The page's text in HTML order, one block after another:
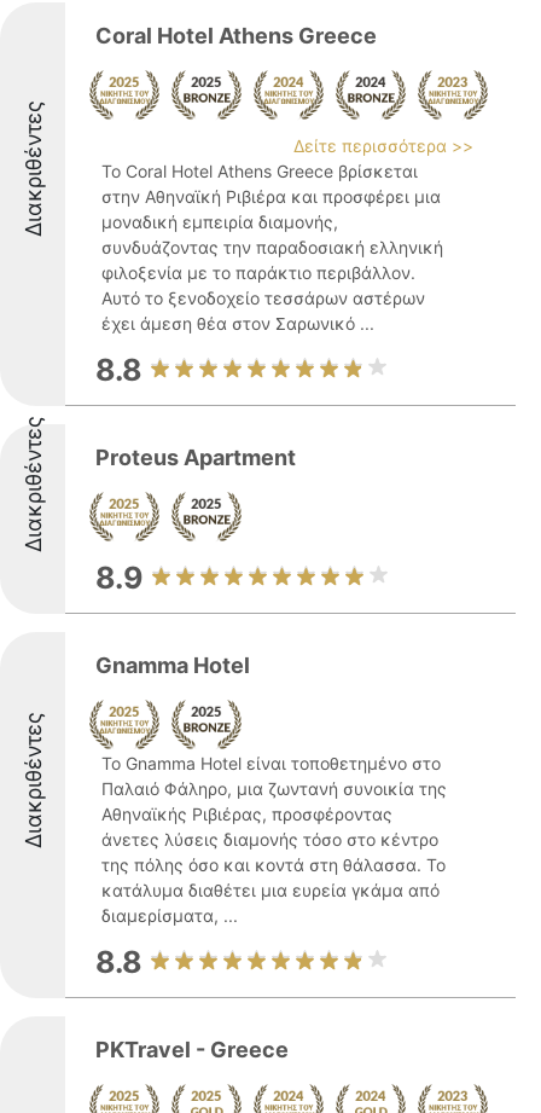
Διακριθέντες
Coral Hotel Athens Greece
Δείτε περισσότερα >>
Το Coral Hotel Athens Greece βρίσκεται
στην Αθηναϊκή Ριβιέρα και προσφέρει μια
μοναδική εμπειρία διαμονής,
συνδυάζοντας την παραδοσιακή ελληνική
φιλοξενία με το παράκτιο περιβάλλον.
Αυτό το ξενοδοχείο τεσσάρων αστέρων
έχει άμεση θέα στον Σαρωνικό ...
8.8
Διακριθέντες Proteus Apartment
8.9
Διακριθέντες
Gnamma Hotel
Το Gnamma Hotel είναι τοποθετημένο στο
Παλαιό Φάληρο, μια ζωντανή συνοικία της
Αθηναϊκής Ριβιέρας, προσφέροντας
άνετες λύσεις διαμονής τόσο στο κέντρο
της πόλης όσο και κοντά στη θάλασσα. Το
κατάλυμα διαθέτει μια ευρεία γκάμα από
διαμερίσματα, ...
8.8
PKTravel - Greece